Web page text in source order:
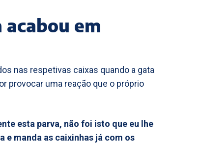
em
nas respetivas caixas quando a gata
provocar uma reação que o próprio
esta parva, não foi isto que eu lhe
e manda as caixinhas já com os